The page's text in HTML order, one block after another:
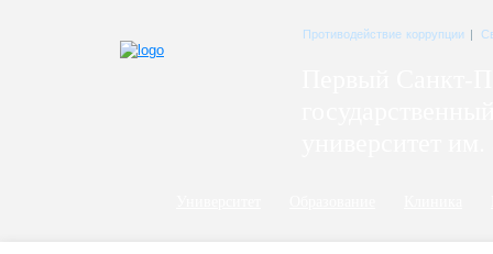
Противодействие коррупции |